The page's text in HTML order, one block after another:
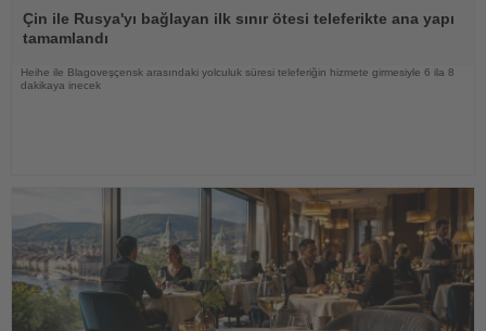
Oku
Çin ile Rusya'yı bağlayan ilk sınır ötesi teleferikte ana yapı
tamamlandı
Heihe ile Blagoveşçensk arasındaki yolculuk süresi teleferiğin hizmete girmesiyle 6 ila 8
dakikaya inecek